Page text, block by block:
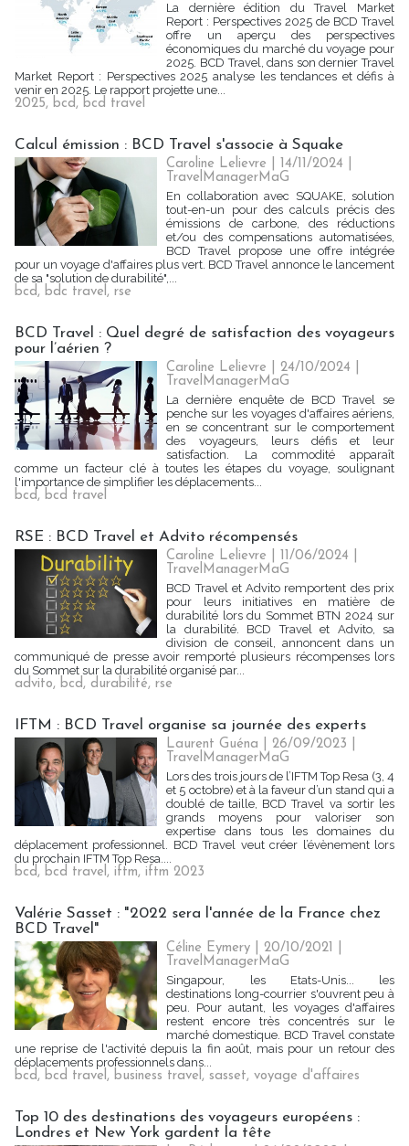
La dernière édition du Travel Market
Report : Perspectives 2025 de BCD Travel
offre un aperçu des perspectives
économiques du marché du voyage pour
2025. BCD Travel, dans son dernier Travel
Market Report : Perspectives 2025 analyse les tendances et défis à
venir en 2025. Le rapport projette une...
2025, bcd, bcd travel
Calcul émission : BCD Travel s'associe à Squake
Caroline Lelievre | 14/11/2024
TravelManagerMaG
En collaboration avec SQUAKE, solution
tout-en-un pour des calculs précis des
émissions de carbone, des réductions
et/ou des compensations automatisées,
BCD Travel propose une offre intégrée
pour un voyage d'affaires plus vert. BCD Travel annonce le lancement
de sa "solution de durabilité",...
bcd, bdc travel, rse
BCD Travel : Quel degré de satisfaction des voyageurs
pour l’aérien ?
Caroline Lelievre | 24/10/2024
TravelManagerMaG
La dernière enquête de BCD Travel se
penche sur les voyages d'affaires aériens,
en se concentrant sur le comportement
des voyageurs, leurs défis et leur
satisfaction. La commodité apparaît
comme un facteur clé à toutes les étapes du voyage, soulignant
l'importance de simplifier les déplacements...
bcd, bcd travel
RSE : BCD Travel et Advito récompensés
Caroline Lelievre | 11/06/2024
TravelManagerMaG
BCD Travel et Advito remportent des prix
pour leurs initiatives en matière de
durabilité lors du Sommet BTN 2024 sur
la durabilité. BCD Travel et Advito, sa
division de conseil, annoncent dans un
communiqué de presse avoir remporté plusieurs récompenses lors
du Sommet sur la durabilité organisé par...
advito, bcd, durabilité, rse
IFTM : BCD Travel organise sa journée des experts
Laurent Guéna | 26/09/2023
TravelManagerMaG
Lors des trois jours de l’IFTM Top Resa (3, 4
et 5 octobre) et à la faveur d’un stand qui a
doublé de taille, BCD Travel va sortir les
grands moyens pour valoriser son
expertise dans tous les domaines du
déplacement professionnel. BCD Travel veut créer l’évènement lors
du prochain IFTM Top Resa....
bcd, bcd travel, iftm, iftm 2023
Valérie Sasset : "2022 sera l'année de la France chez
BCD Travel"
Céline Eymery | 20/10/2021
TravelManagerMaG
Singapour, les Etats-Unis... les
destinations long-courrier s'ouvrent peu à
peu. Pour autant, les voyages d'affaires
restent encore très concentrés sur le
marché domestique. BCD Travel constate
une reprise de l'activité depuis la fin août, mais pour un retour des
déplacements professionnels dans...
bcd, bcd travel, business travel, sasset, voyage d'affaires
Top 10 des destinations des voyageurs européens :
Londres et New York gardent la tête